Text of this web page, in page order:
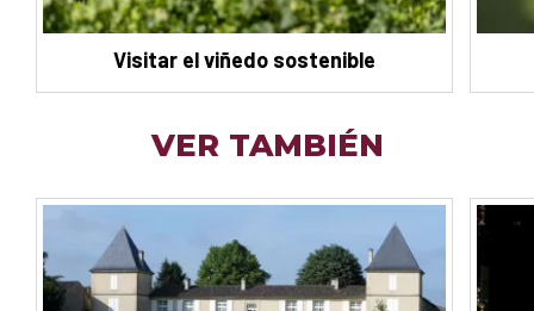
Visitar el viñedo sostenible
VER TAMBIÉN